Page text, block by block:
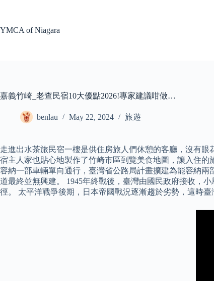
YMCA of Niagara
嘉義竹崎_老查民宿10大優點2026!專家建議咁做…
benlau May 22, 2024 旅遊
走進出水茶旅民宿一樓是供住房旅人們休憩的客廳，沒有
宿主人家也貼心地製作了竹崎市區到覽美食地圖，讓入住
容納一部車輛單向通行，臺灣省公路局計畫擴建為能容納
道最終並無興建。 1945年終戰後，臺灣由國民政府接收，
徑。 太平洋戰爭後期，日本帝國戰況逐漸趨於劣勢，這時